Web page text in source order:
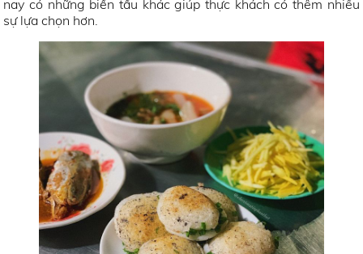
nay có những biến tấu khác giúp thực khách có thêm nhiều
sự lựa chọn hơn.